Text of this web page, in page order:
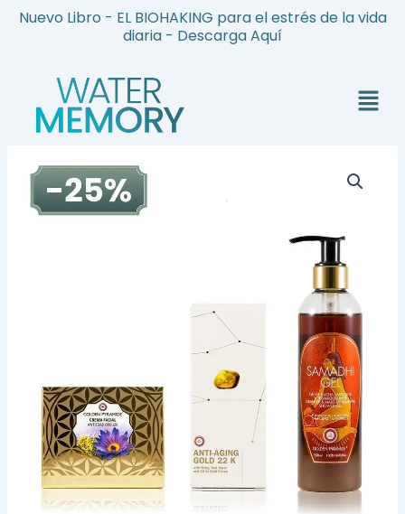
Nuevo Libro - EL BIOHAKING para el estrés de la vida
diaria - Descarga Aquí
Menú
Hidratacion
Juventud